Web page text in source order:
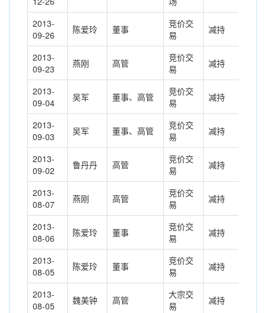
2013-
09-26
陈爱玲 董事
竞价交
易
减持
2013-
09-23
燕刚 高管
竞价交
易
减持
2013-
09-04
吴军 董事、高管
竞价交
易
减持
2013-
09-03
吴军 董事、高管
竞价交
易
减持
2013-
09-02
鲁丹丹 高管
竞价交
易
减持
2013-
08-07
燕刚 高管
竞价交
易
减持
2013-
08-06
陈爱玲 董事
竞价交
易
减持
2013-
08-05
陈爱玲 董事
竞价交
易
减持
2013-
08-05
魏美钟 高管
大宗交
易
减持